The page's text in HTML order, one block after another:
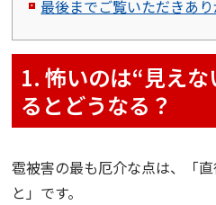
最後までご覧いただきあ
1. 怖いのは“見え
るとどうなる？
雹被害の最も厄介な点は、「
と」です。